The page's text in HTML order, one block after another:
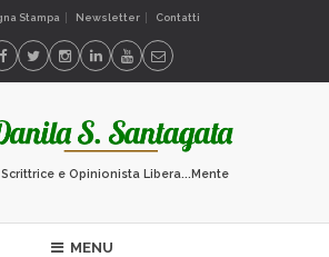
Stampa Newsletter Contatti
Scrittrice e Opinionista Libera...Mente
MENU